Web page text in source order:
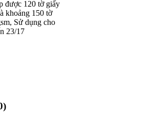
được 120 tờ giấy
khoảng 150 tờ
Sử dụng cho
23/17